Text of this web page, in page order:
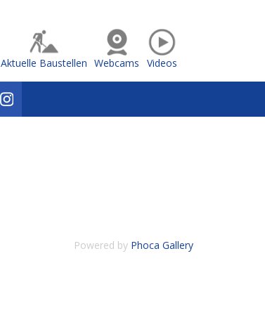
Aktuelle Baustellen Webcams Videos
Powered by Phoca Gallery